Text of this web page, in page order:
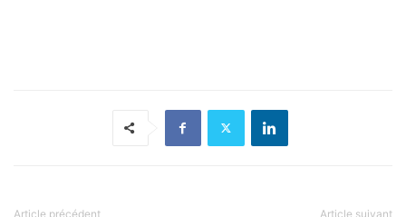
Article précédent Article suivant